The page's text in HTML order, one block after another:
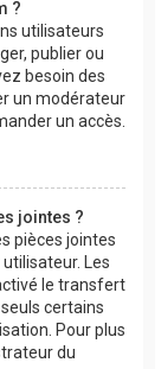
?
utilisateurs
publier ou
besoin des
un modérateur
un accès.
jointes ?
pièces jointes
Les
le transfert
certains
Pour plus
du